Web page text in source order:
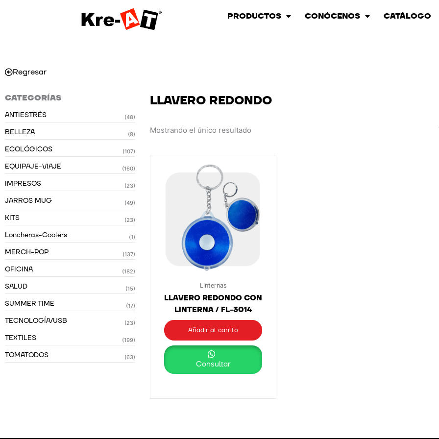
PRODUCTOS CONÓCENOS CATÁLOGO
Regresar
CATEGORÍAS
ANTIESTRÉS (48)
BELLEZA (8)
ECOLÓGICOS (107)
EQUIPAJE-VIAJE (160)
IMPRESOS (23)
JARROS MUG (49)
KITS (23)
Loncheras-Coolers (1)
MERCH-POP (137)
OFICINA (182)
SALUD (15)
SUMMER TIME (17)
TECNOLOGÍA/USB (23)
TEXTILES (199)
TOMATODOS (63)
LLAVERO REDONDO
Mostrando el único resultado
Linternas
LLAVERO REDONDO CON
LINTERNA / FL-3014
Añadir al carrito
Consultar